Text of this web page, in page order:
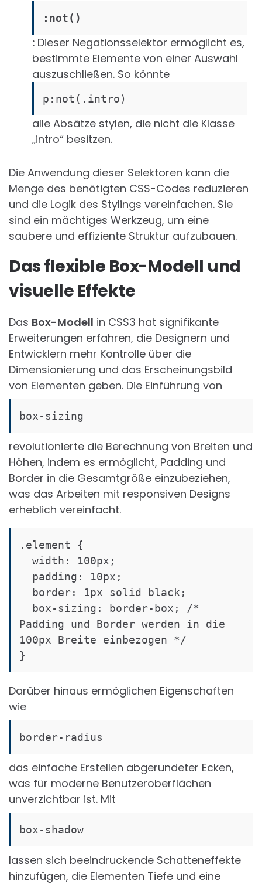
:not()
: Dieser Negationsselektor ermöglicht es,
bestimmte Elemente von einer Auswahl
auszuschließen. So könnte
p:not(.intro)
alle Absätze stylen, die nicht die Klasse
„intro“ besitzen.
Die Anwendung dieser Selektoren kann die
Menge des benötigten CSS-Codes reduzieren
und die Logik des Stylings vereinfachen. Sie
sind ein mächtiges Werkzeug, um eine
saubere und effiziente Struktur aufzubauen.
Das flexible Box-Modell und
visuelle Effekte
Das Box-Modell in CSS3 hat signifikante
Erweiterungen erfahren, die Designern und
Entwicklern mehr Kontrolle über die
Dimensionierung und das Erscheinungsbild
von Elementen geben. Die Einführung von
box-sizing
revolutionierte die Berechnung von Breiten und
Höhen, indem es ermöglicht, Padding und
Border in die Gesamtgröße einzubeziehen,
was das Arbeiten mit responsiven Designs
erheblich vereinfacht.
.element {
Padding und Border werden in die
100px Breite einbezogen */
}
Darüber hinaus ermöglichen Eigenschaften
wie
border-radius
das einfache Erstellen abgerundeter Ecken,
was für moderne Benutzeroberflächen
unverzichtbar ist. Mit
box-shadow
lassen sich beeindruckende Schatteneffekte
hinzufügen, die Elementen Tiefe und eine